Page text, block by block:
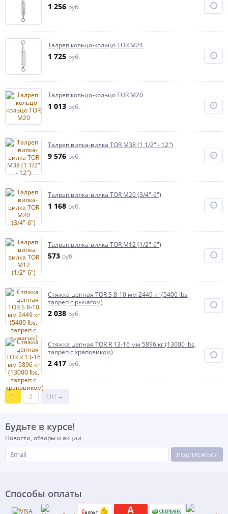
1 256 руб.
Талреп кольцо-кольцо TOR М24
1 725 руб.
Талреп кольцо-кольцо TOR М20
1 013 руб.
Талреп вилка-вилка TOR М38 (1 1/2" - 12")
9 576 руб.
Талреп вилка-вилка TOR М20 (3/4"-6")
1 168 руб.
Талреп вилка-вилка TOR М12 (1/2"-6")
573 руб.
Стяжка цепная TOR S 8-10 мм 2449 кг (5400 lbs,
талреп с рычагом)
2 038 руб.
Стяжка цепная TOR R 13-16 мм 5896 кг (13000 lbs,
талреп с храповиком)
2 417 руб.
1 2 Ctrl →
Будьте в курсе!
Новости, обзоры и акции
ПОДПИСАТЬСЯ
Способы оплаты